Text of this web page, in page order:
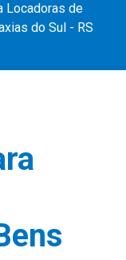
Locadoras de
do Sul - RS